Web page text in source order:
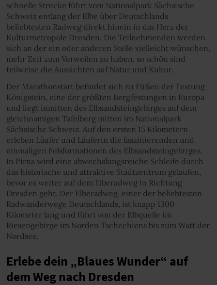
schnelle Strecke führt vom Nationalpark Sächsische
Schweiz entlang der Elbe über Deutschlands
beliebtesten Radweg direkt hinein in das Herz der
Kulturmetropole Dresden. Die Teilnehmenden werden
sich an der ein oder anderen Stelle vielleicht wünschen,
mehr Zeit zum Verweilen zu haben, so schön sind
teilweise die Aussichten auf Natur und Kultur.
Der Marathonstart befindet sich zu Füßen der Festung
Königstein, eine der größten Bergfestungen in Europa
und liegt inmitten des Elbsandsteingebirges auf dem
gleichnamigen Tafelberg mitten im Nationalpark
Sächsische Schweiz. Auf den ersten 15 Kilometern
erleben Läufer und Läuferin die faszinierenden und
einmaligen Felsformationen des Elbsandsteingebirges.
In Pirna wird eine abwechslungsreiche Schleife durch
das historische und attraktive Stadtzentrum gelaufen,
bevor es weiter auf dem Elberadweg in Richtung
Dresden geht. Der Elberadweg, einer der beliebtesten
Radwanderwege Deutschlands, ist knapp 1300
Kilometer lang und führt von der Elbquelle im
Riesengebirge im Norden Tschechiens bis zum Watt der
Nordsee.
Erlebe dein „Blaues Wunder“ auf
dem Weg nach Dresden